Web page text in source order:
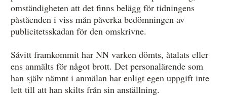
omständigheten att det finns belägg för tidningens
påståenden i viss mån påverka bedömningen av
publicitetsskadan för den omskrivne.
Såvitt framkommit har NN varken dömts, åtalats eller
ens anmälts för något brott. Det personalärende som
han själv nämnt i anmälan har enligt egen uppgift inte
lett till att han skilts från sin anställning.